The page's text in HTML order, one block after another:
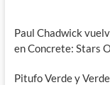
Paul Chadwick
en Concrete: Stars
Pitufo Verde y